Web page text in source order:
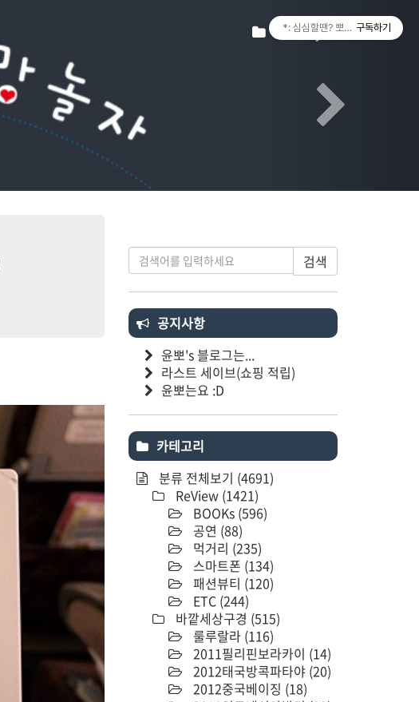
Tistory
Next
검색
공지사항
윤뽀's 블로그는...
라스트 세이브(쇼핑 적립)
윤뽀는요 :D
카테고리
분류 전체보기 (4691)
ReView (1421)
BOOKs (596)
공연 (88)
먹거리 (235)
스마트폰 (134)
패션뷰티 (120)
ETC (244)
바깥세상구경 (515)
룰루랄라 (116)
2011필리핀보라카이 (14)
2012태국방콕파타야 (20)
2012중국베이징 (18)
*: 심심할땐? 뽀랑놀자! :*
구독하기